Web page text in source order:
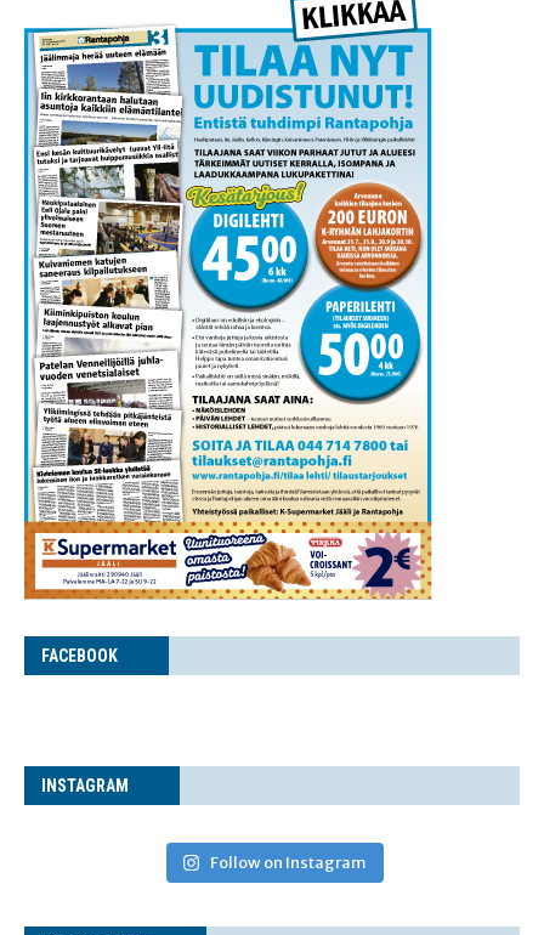
FACE­BOOK
INS­TA­GRAM
Follow on Instagram